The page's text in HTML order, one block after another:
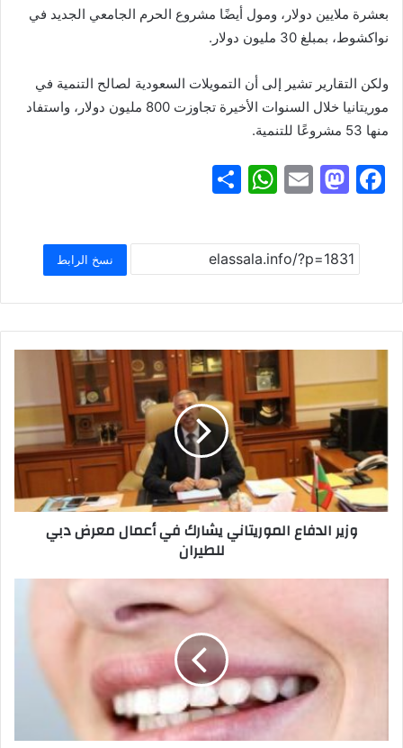
بعشرة ملايين دولار، ومول أيضًا مشروع الحرم الجامعي الجديد في
نواكشوط، بمبلغ 30 مليون دولار.
ولكن التقارير تشير إلى أن التمويلات السعودية لصالح التنمية في
موريتانيا خلال السنوات الأخيرة تجاوزت 800 مليون دولار، واستفاد
منها 53 مشروعًا للتنمية.
F
c
e
b
o
o
k
M
st
o
d
o
n
E
ai
l
W
at
s
A
p
p
ar
e
نسخ الرابط
وزير الدفاع الموريتاني يشارك في أعمال معرض دبي
للطيران